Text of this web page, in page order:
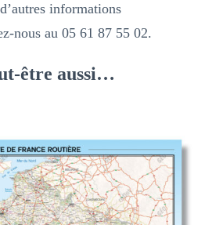
informations
nous au 05 61 87 55 02.
être aussi…